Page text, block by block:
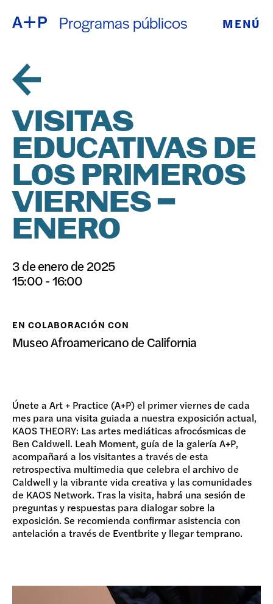
Programas públicos MENÚ
EDUCACIÓN
JUVENTUD
DE CRIANZA
PROGRAMAS
PÚBLICOS
ARCHIVO
DONAR
ESPAÑOL
普通话
日本語
VISITAS
EDUCATIVAS DE
LOS PRIMEROS
VIERNES –
ENERO
3 de enero de 2025
15:00 - 16:00
EN COLABORACIÓN CON
Museo Afroamericano de California
Únete a Art + Practice (A+P) el primer viernes de cada
mes para una visita guiada a nuestra exposición actual,
KAOS THEORY: Las artes mediáticas afrocósmicas de
Ben Caldwell. Leah Moment, guía de la galería A+P,
acompañará a los visitantes a través de esta
retrospectiva multimedia que celebra el archivo de
Caldwell y la vibrante vida creativa y las comunidades
de KAOS Network. Tras la visita, habrá una sesión de
preguntas y respuestas para dialogar sobre la
exposición. Se recomienda confirmar asistencia con
antelación a través de Eventbrite y llegar temprano.